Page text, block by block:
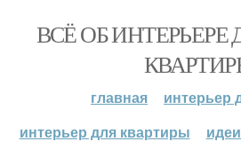
ВСЁ ОБ
главная
интерьер
интерьер для квартиры